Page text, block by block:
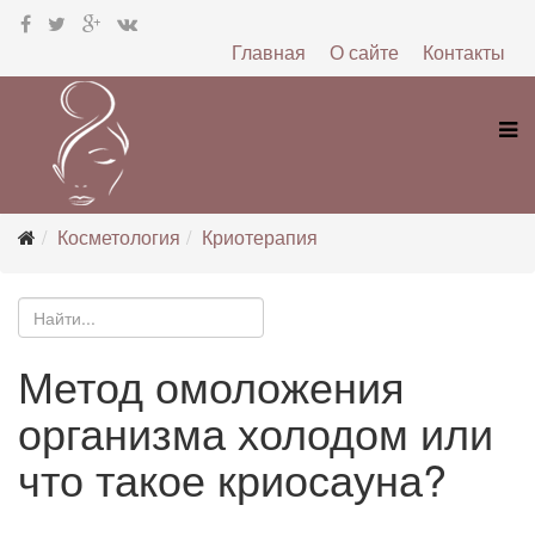
Контакты
О сайте
Главная
Косметология Криотерапия
Метод омоложения
организма холодом или
что такое криосауна?